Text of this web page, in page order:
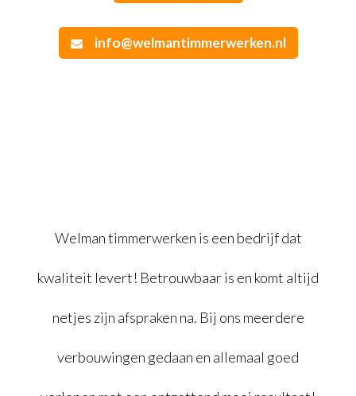
info@welmantimmerwerken.nl
Welman timmerwerken is een bedrijf dat
kwaliteit levert! Betrouwbaaris en komt altijd
netjes zijn afspraken na. Bij ons meerdere
verbouwingen gedaan en allemaal goed